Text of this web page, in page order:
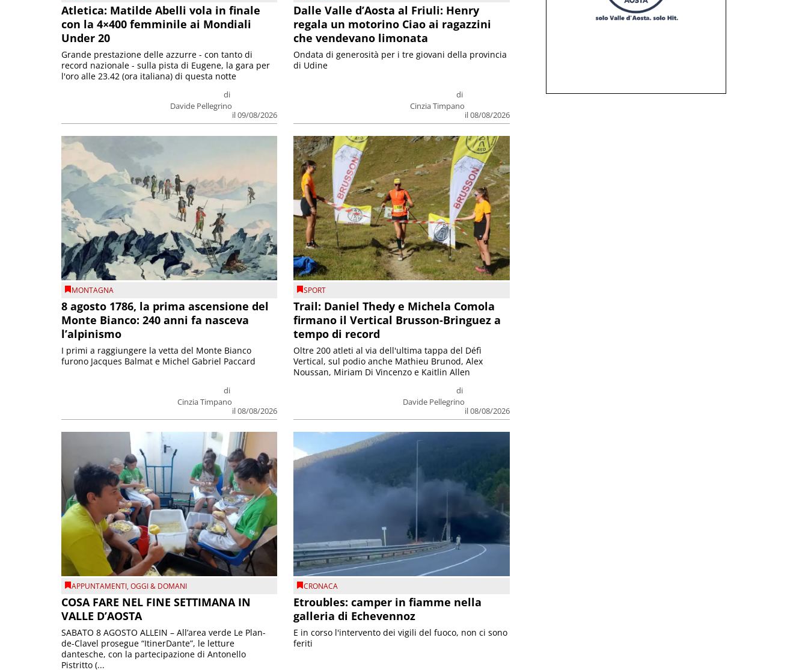
Atletica: Matilde Abelli vola in finale
con la 4×400 femminile ai Mondiali
Under 20
di
Davide Pellegrino
il 09/08/2026
Grande prestazione delle azzurre - con tanto di
record nazionale - sulla pista di Eugene, la gara per
l'oro alle 23.42 (ora italiana) di questa notte
Dalle Valle d’Aosta al Friuli: Henry
regala un motorino Ciao ai ragazzini
che vendevano limonata
di
Cinzia Timpano
il 08/08/2026
Ondata di generosità per i tre giovani della provincia
di Udine
MONTAGNA
8 agosto 1786, la prima ascensione del
Monte Bianco: 240 anni fa nasceva
l’alpinismo
di
Cinzia Timpano
il 08/08/2026
I primi a raggiungere la vetta del Monte Bianco
furono Jacques Balmat e Michel Gabriel Paccard
SPORT
Trail: Daniel Thedy e Michela Comola
firmano il Vertical Brusson-Bringuez a
tempo di record
di
Davide Pellegrino
il 08/08/2026
Oltre 200 atleti al via dell'ultima tappa del Défì
Vertical, sul podio anche Mathieu Brunod, Alex
Noussan, Miriam Di Vincenzo e Kaitlin Allen
APPUNTAMENTI,OGGI & DOMANI
COSA FARE NEL FINE SETTIMANA IN
VALLE D’AOSTA
SABATO 8 AGOSTO ALLEIN – All’area verde Le Plan-
de-Clavel prosegue “ItinerDante”, le letture
dantesche, con la partecipazione di Antonello
Pistritto (...
CRONACA
Etroubles: camper in fiamme nella
galleria di Echevennoz
E in corso l'intervento dei vigili del fuoco, non ci sono
feriti